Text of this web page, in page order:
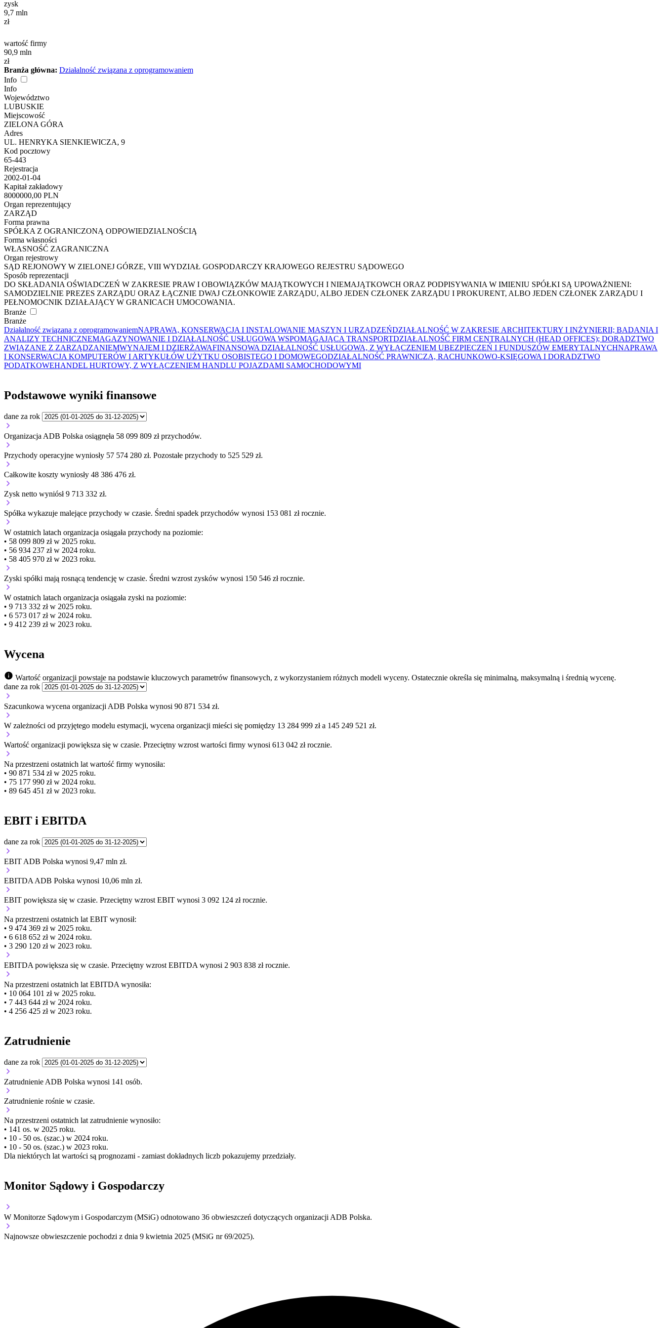
zysk
9,7 mln
zł
wartość firmy
90,9 mln
zł
Branża główna: Działalność związana z oprogramowaniem
Info
Info
Województwo
LUBUSKIE
Miejscowość
ZIELONA GÓRA
Adres
UL. HENRYKA SIENKIEWICZA, 9
Kod pocztowy
65-443
Rejestracja
2002-01-04
Kapitał zakładowy
8000000,00 PLN
Organ reprezentujący
ZARZĄD
Forma prawna
SPÓŁKA Z OGRANICZONĄ ODPOWIEDZIALNOŚCIĄ
Forma własności
WŁASNOŚĆ ZAGRANICZNA
Organ rejestrowy
SĄD REJONOWY W ZIELONEJ GÓRZE, VIII WYDZIAŁ GOSPODARCZY KRAJOWEGO REJESTRU SĄDOWEGO
Sposób reprezentacji
DO SKŁADANIA OŚWIADCZEŃ W ZAKRESIE PRAW I OBOWIĄZKÓW MAJĄTKOWYCH I NIEMAJĄTKOWCH ORAZ PODPISYWANIA W IMIENIU SPÓŁKI SĄ UPOWAŻNIENI:
SAMODZIELNIE PREZES ZARZĄDU ORAZ ŁĄCZNIE DWAJ CZŁONKOWIE ZARZĄDU, ALBO JEDEN CZŁONEK ZARZĄDU I PROKURENT, ALBO JEDEN CZŁONEK ZARZĄDU I
PEŁNOMOCNIK DZIAŁAJĄCY W GRANICACH UMOCOWANIA.
Branże
Branże
Działalność związana z oprogramowaniemNAPRAWA, KONSERWACJA I INSTALOWANIE MASZYN I URZĄDZEŃDZIAŁALNOŚĆ W ZAKRESIE ARCHITEKTURY I INŻYNIERII; BADANIA I
ANALIZY TECHNICZNEMAGAZYNOWANIE I DZIAŁALNOŚĆ USŁUGOWA WSPOMAGAJĄCA TRANSPORTDZIAŁALNOŚĆ FIRM CENTRALNYCH (HEAD OFFICES); DORADZTWO
ZWIĄZANE Z ZARZĄDZANIEMWYNAJEM I DZIERŻAWAFINANSOWA DZIAŁALNOŚĆ USŁUGOWA, Z WYŁĄCZENIEM UBEZPIECZEŃ I FUNDUSZÓW EMERYTALNYCHNAPRAWA
I KONSERWACJA KOMPUTERÓW I ARTYKUŁÓW UŻYTKU OSOBISTEGO I DOMOWEGODZIAŁALNOŚĆ PRAWNICZA, RACHUNKOWO-KSIĘGOWA I DORADZTWO
PODATKOWEHANDEL HURTOWY, Z WYŁĄCZENIEM HANDLU POJAZDAMI SAMOCHODOWYMI
Podstawowe wyniki finansowe
dane za rok
Organizacja ADB Polska osiągnęła 58 099 809 zł przychodów.
Przychody operacyjne wyniosły 57 574 280 zł. Pozostałe przychody to 525 529 zł.
Całkowite koszty wyniosły 48 386 476 zł.
Zysk netto wyniósł 9 713 332 zł.
Spółka wykazuje malejące przychody w czasie. Średni spadek przychodów wynosi 153 081 zł rocznie.
W ostatnich latach organizacja osiągała przychody na poziomie:
• 58 099 809 zł w 2025 roku.
• 56 934 237 zł w 2024 roku.
• 58 405 970 zł w 2023 roku.
Zyski spółki mają rosnącą tendencję w czasie. Średni wzrost zysków wynosi 150 546 zł rocznie.
W ostatnich latach organizacja osiągała zyski na poziomie:
• 9 713 332 zł w 2025 roku.
• 6 573 017 zł w 2024 roku.
• 9 412 239 zł w 2023 roku.
Wycena
Wartość organizacji powstaje na podstawie kluczowych parametrów finansowych, z wykorzystaniem różnych modeli wyceny. Ostatecznie określa się minimalną, maksymalną i średnią wycenę.
dane za rok
Szacunkowa wycena organizacji ADB Polska wynosi 90 871 534 zł.
W zależności od przyjętego modelu estymacji, wycena organizacji mieści się pomiędzy 13 284 999 zł a 145 249 521 zł.
Wartość organizacji powiększa się w czasie. Przeciętny wzrost wartości firmy wynosi 613 042 zł rocznie.
Na przestrzeni ostatnich lat wartość firmy wynosiła:
• 90 871 534 zł w 2025 roku.
• 75 177 990 zł w 2024 roku.
• 89 645 451 zł w 2023 roku.
EBIT i EBITDA
dane za rok
EBIT ADB Polska wynosi 9,47 mln zł.
EBITDA ADB Polska wynosi 10,06 mln zł.
EBIT powiększa się w czasie. Przeciętny wzrost EBIT wynosi 3 092 124 zł rocznie.
Na przestrzeni ostatnich lat EBIT wynosił:
• 9 474 369 zł w 2025 roku.
• 6 618 652 zł w 2024 roku.
• 3 290 120 zł w 2023 roku.
EBITDA powiększa się w czasie. Przeciętny wzrost EBITDA wynosi 2 903 838 zł rocznie.
Na przestrzeni ostatnich lat EBITDA wynosiła:
• 10 064 101 zł w 2025 roku.
• 7 443 644 zł w 2024 roku.
• 4 256 425 zł w 2023 roku.
Zatrudnienie
dane za rok
Zatrudnienie ADB Polska wynosi 141 osób.
Zatrudnienie rośnie w czasie.
Na przestrzeni ostatnich lat zatrudnienie wynosiło:
• 141 os. w 2025 roku.
• 10 - 50 os. (szac.) w 2024 roku.
• 10 - 50 os. (szac.) w 2023 roku.
Dla niektórych lat wartości są prognozami - zamiast dokładnych liczb pokazujemy przedziały.
Monitor Sądowy i Gospodarczy
W Monitorze Sądowym i Gospodarczym (MSiG) odnotowano 36 obwieszczeń dotyczących organizacji ADB Polska.
Najnowsze obwieszczenie pochodzi z dnia 9 kwietnia 2025 (MSiG nr 69/2025).